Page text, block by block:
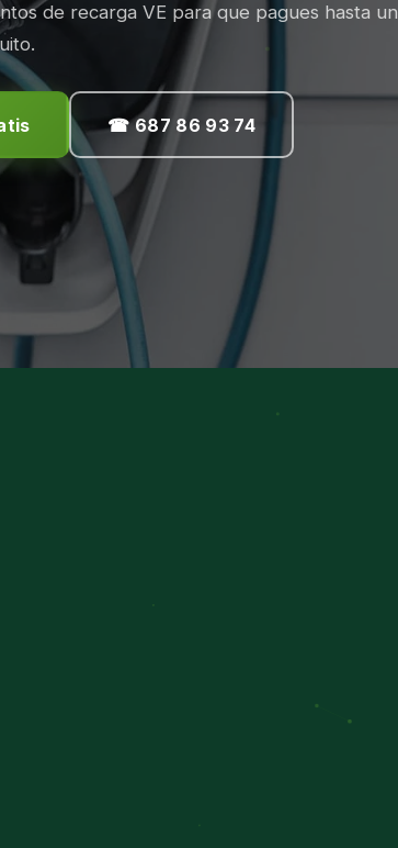
de recarga VE para que pagues hasta un
☎ 687 86 93 74